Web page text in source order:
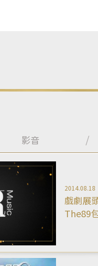
影音
2014.08.18
戲劇展
The89